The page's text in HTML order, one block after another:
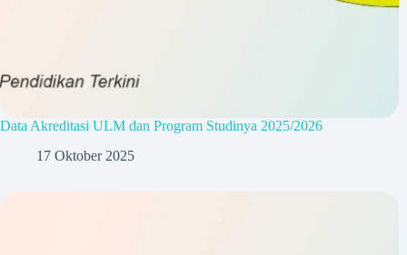
Data Akreditasi ULM dan Program Studinya 2025/2026
17 Oktober 2025